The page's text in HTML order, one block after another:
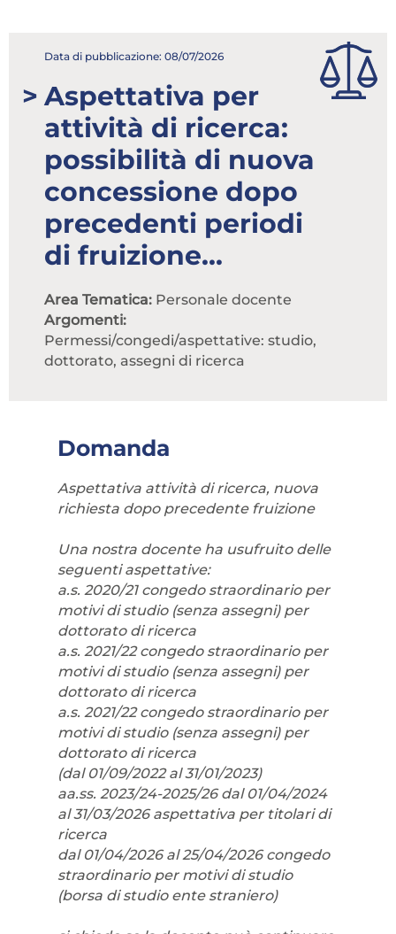
credenziali errate l'accesso sarà sospeso per 60
minuti.
Hai dimenticato la password?
ACCEDI
Abbonati ai servizi
Consulta i corsi
Data di pubblicazione: 08/07/2026
Aspettativa per
attività di ricerca:
possibilità di nuova
concessione dopo
precedenti periodi
di fruizione...
Area Tematica: Personale docente
Argomenti:
Permessi/congedi/aspettative: studio,
dottorato, assegni di ricerca
Domanda
Aspettativa attività di ricerca, nuova
richiesta dopo precedente fruizione
Una nostra docente ha usufruito delle
seguenti aspettative:
a.s. 2020/21 congedo straordinario per
motivi di studio (senza assegni) per
dottorato di ricerca
a.s. 2021/22 congedo straordinario per
motivi di studio (senza assegni) per
dottorato di ricerca
a.s. 2021/22 congedo straordinario per
motivi di studio (senza assegni) per
dottorato di ricerca
(dal 01/09/2022 al 31/01/2023)
aa.ss. 2023/24-2025/26 dal 01/04/2024
al 31/03/2026 aspettativa per titolari di
ricerca
dal 01/04/2026 al 25/04/2026 congedo
straordinario per motivi di studio
(borsa di studio ente straniero)